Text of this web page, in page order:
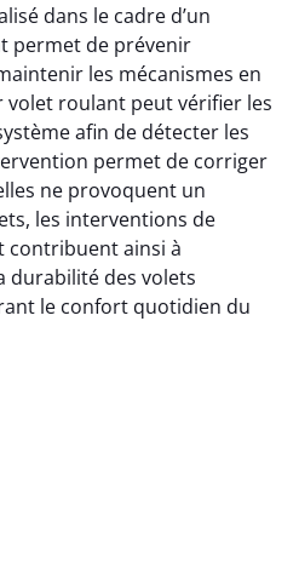
dans le cadre d’un
permet de prévenir
les mécanismes en
volet roulant peut vérifier les
afin de détecter les
permet de corriger
ne provoquent un
les interventions de
contribuent ainsi à
durabilité des volets
le confort quotidien du